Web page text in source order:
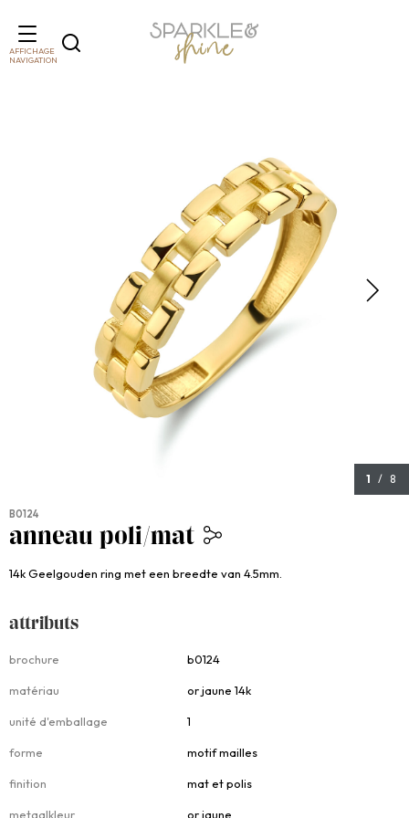
AFFICHAGE
NAVIGATION
1 / 8
B0124
anneau poli/mat
679,00
14k Geelgouden ring met een breedte van 4.5mm.
attributs
Attributs
brochure b0124
matériau or jaune 14k
unité d'emballage 1
forme motif mailles
finition mat et polis
metaalkleur or jaune